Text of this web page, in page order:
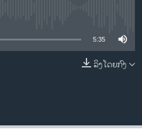
5:35
ລິງໂດຍກົງ